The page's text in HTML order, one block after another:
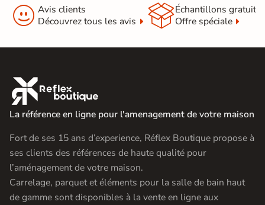
 Avis clients
Découvrez tous les avis
Échantillons gratuit
Offre spéciale

La référence en ligne pour l'amenagement de votre maison
Fort de ses 15 ans d’experience, Réflex Boutique propose à
ses clients des références de haute qualité pour
l’aménagement de votre maison.
Carrelage, parquet et éléments pour la salle de bain haut
de gamme sont disponibles à la vente en ligne aux